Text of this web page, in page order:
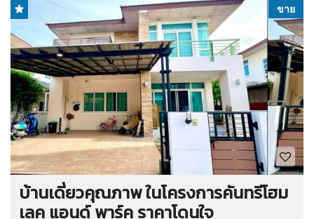
ขาย
บ้านเดี่ยวคุณภาพ ในโครงการคันทรีโฮม
เลค แอนด์ พาร์ค ราคาโดนใจ